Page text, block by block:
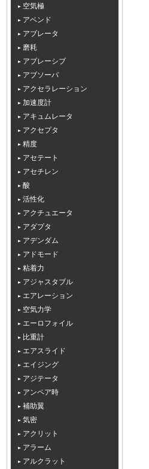
空気極
アベンド
アブレータ
磨耗
アブレーシブ
アブソーバ
アクセラレーション
加速度計
アキュムレータ
アクセプタ
精度
アセテート
アセチレン
酸
活性化
アクチュエータ
アダプタ
アデンダム
アドモード
粘着力
アジャスタブル
エアレーション
空気力学
エーロフォイル
比重計
エアスライド
エイジング
アジテータ
アンペア時
補助翼
気密
アクリット
アラーム
アルクラット